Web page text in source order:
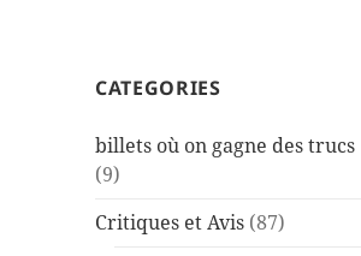
CATEGORIES
billets où on gagne des trucs
(9)
Critiques et Avis (87)